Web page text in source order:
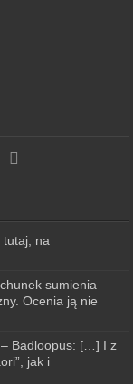
tutaj, na
sumienia
Ocenia ją nie
Badloopus: […] I z
jak i